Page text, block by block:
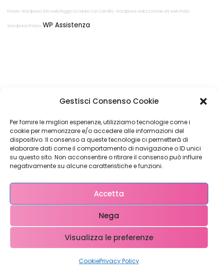
Gestisci Consenso Cookie
Per fornire le migliori esperienze, utilizziamo tecnologie come i
cookie per memorizzare e/o accedere alle informazioni del
dispositivo. Il consenso a queste tecnologie ci permetterà di
elaborare dati come il comportamento di navigazione o ID unici
su questo sito. Non acconsentire o ritirare il consenso può influire
negativamente su alcune caratteristiche e funzioni.
Accetta
Nega
Visualizza le preferenze
CookiePrivacy Policy
Pistoia Wordpress Sito web Poggio a Caiano con Carrello Wordpress realizzazione siti web Prato
Wordpress Pistoia WP Assistenza
Restiamo in
contatto!
Come possiamo Aiutarti?
Copyright © 2023 WebX – P.iva 0708951048 – info@ webx.it